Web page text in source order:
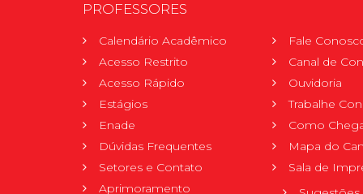
PROFESSORES
Calendário Acadêmico
Acesso Restrito
Acesso Rápido
Estágios
Enade
Dúvidas Frequentes
Setores e Contato
Aprimoramento
Fale
Canal de
Ouvidoria
Trabalhe
Como
Mapa do
Sala de